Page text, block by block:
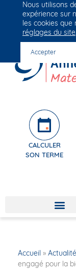
Groupe Vivalto Santé
Entre nous, la vie
CALCULER
SON TERME
Accueil »
engagé pour la
Nous utilisons
expérience sur
les cookies que
réglages du site.
Accepter